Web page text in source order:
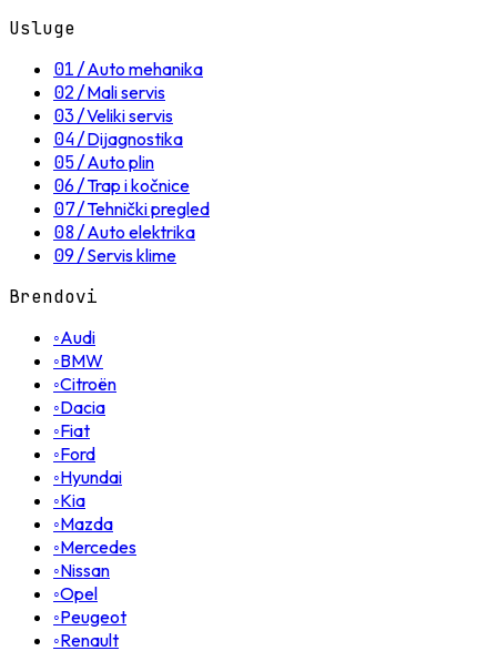
Usluge
01/Auto mehanika
02/Mali servis
03/Veliki servis
04/Dijagnostika
05/Auto plin
06/Trap i kočnice
07/Tehnički pregled
08/Auto elektrika
09/Servis klime
Brendovi
◦Audi
◦BMW
◦Citroën
◦Dacia
◦Fiat
◦Ford
◦Hyundai
◦Kia
◦Mazda
◦Mercedes
◦Nissan
◦Opel
◦Peugeot
◦Renault